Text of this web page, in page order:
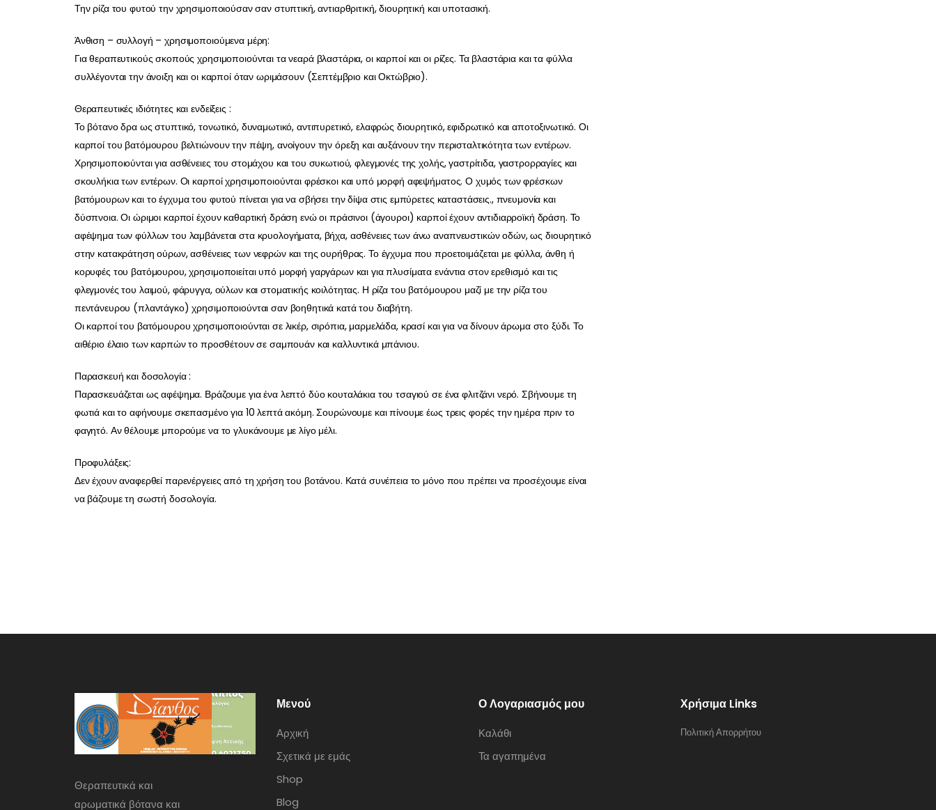
Την ρίζα του φυτού την χρησιμοποιούσαν σαν στυπτική, αντιαρθριτική, διουρητική και υποτασική.
Άνθιση – συλλογή – χρησιμοποιούμενα μέρη:
Για θεραπευτικούς σκοπούς χρησιμοποιούνται τα νεαρά βλαστάρια, οι καρποί και οι ρίζες. Τα βλαστάρια και τα φύλλα
συλλέγονται την άνοιξη και οι καρποί όταν ωριμάσουν (Σεπτέμβριο και Οκτώβριο).
Θεραπευτικές ιδιότητες και ενδείξεις :
Το βότανο δρα ως στυπτικό, τονωτικό, δυναμωτικό, αντιπυρετικό, ελαφρώς διουρητικό, εφιδρωτικό και αποτοξινωτικό. Οι
καρποί του βατόμουρου βελτιώνουν την πέψη, ανοίγουν την όρεξη και αυξάνουν την περισταλτικότητα των εντέρων.
Χρησιμοποιούνται για ασθένειες του στομάχου και του συκωτιού, φλεγμονές της χολής, γαστρίτιδα, γαστρορραγίες και
σκουλήκια των εντέρων. Οι καρποί χρησιμοποιούνται φρέσκοι και υπό μορφή αφεψήματος. Ο χυμός των φρέσκων
βατόμουρων και το έγχυμα του φυτού πίνεται για να σβήσει την δίψα στις εμπύρετες καταστάσεις., πνευμονία και
δύσπνοια. Οι ώριμοι καρποί έχουν καθαρτική δράση ενώ οι πράσινοι (άγουροι) καρποί έχουν αντιδιαρροϊκή δράση. Το
αφέψημα των φύλλων του λαμβάνεται στα κρυολογήματα, βήχα, ασθένειες των άνω αναπνευστικών οδών, ως διουρητικό
στην κατακράτηση ούρων, ασθένειες των νεφρών και της ουρήθρας. Το έγχυμα που προετοιμάζεται με φύλλα, άνθη ή
κορυφές του βατόμουρου, χρησιμοποιείται υπό μορφή γαργάρων και για πλυσίματα ενάντια στον ερεθισμό και τις
φλεγμονές του λαιμού, φάρυγγα, ούλων και στοματικής κοιλότητας. Η ρίζα του βατόμουρου μαζί με την ρίζα του
πεντάνευρου (πλαντάγκο) χρησιμοποιούνται σαν βοηθητικά κατά του διαβήτη.
Οι καρποί του βατόμουρου χρησιμοποιούνται σε λικέρ, σιρόπια, μαρμελάδα, κρασί και για να δίνουν άρωμα στο ξύδι. Το
αιθέριο έλαιο των καρπών το προσθέτουν σε σαμπουάν και καλλυντικά μπάνιου.
Παρασκευή και δοσολογία :
Παρασκευάζεται ως αφέψημα. Βράζουμε για ένα λεπτό δύο κουταλάκια του τσαγιού σε ένα φλιτζάνι νερό. Σβήνουμε τη
φωτιά και το αφήνουμε σκεπασμένο για 10 λεπτά ακόμη. Σουρώνουμε και πίνουμε έως τρεις φορές την ημέρα πριν το
φαγητό. Αν θέλουμε μπορούμε να το γλυκάνουμε με λίγο μέλι.
Προφυλάξεις:
Δεν έχουν αναφερθεί παρενέργειες από τη χρήση του βοτάνου. Κατά συνέπεια το μόνο που πρέπει να προσέχουμε είναι
να βάζουμε τη σωστή δοσολογία.
Θεραπευτικά και
αρωματικά βότανα και
Μενού
Αρχική
Σχετικά με εμάς
Shop
Blog
Ο Λογαριασμός μου
Καλάθι
Τα αγαπημένα
Χρήσιμα Links
Πολιτική Απορρήτου